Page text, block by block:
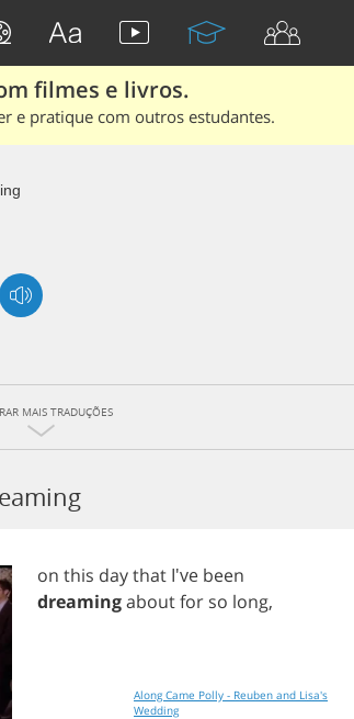
filmes e livros.
e pratique com outros estudantes.
MAIS TRADUÇÕES
on this daythat I've been
dreamingaboutfor so long,
Along Came Polly - Reuben and Lisa's
Wedding